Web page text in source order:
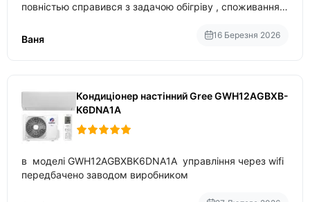
повністью справився з задачою обігріву , споживання
температури
Ваня 16 Березня 2026
Кондиціонер настінний Gree GWH12AGBXB-
K6DNA1A
в моделі GWH12AGBXBK6DNA1A управління через wifi
передбачено заводом виробником